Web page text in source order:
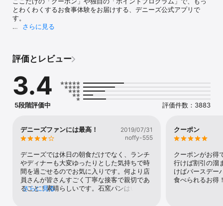
とわくわくするお食事体験をお届けする、デニーズ公式アプリで
す。
のクーポンも誕生日月に配信されます。
【おトクなポイントプログラム】
デニーズでお食事・店頭商品を購入すると、デニーズアプリ独自の
ポイント「デニーズポイント」と「ぷに」が貯まります。
貯めたポイントで、人気メニューやDenny’s Table商品、クーポンと
交換できます！
▼ぷに
貯めてステージアップ！
ステージごとにお得なクーポンを配信します。
さらに見る
評価とレビュー
3.4
5段階評価中 評価件数：3883
デニーズファンには最高！
2019/07/31
noffy-555
デニーズでは休日の朝食だけでなく、ランチ
やディナーも大変ゆったりとした気持ちで時
間を過ごせるのでお気に入りです。何より店
員さんが皆さんすごく丁寧な接客で親切であ
ること！素晴らしいです。石窯パンはいつも
さらに見る
クーポン
クーポンがお得
行けば割引の溜
けばバースデー
食べられるお得